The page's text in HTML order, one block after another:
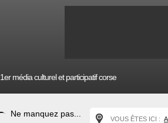
1er média culturel et participatif corse
Ne manquez pas...
VOUS ÊTES ICI :